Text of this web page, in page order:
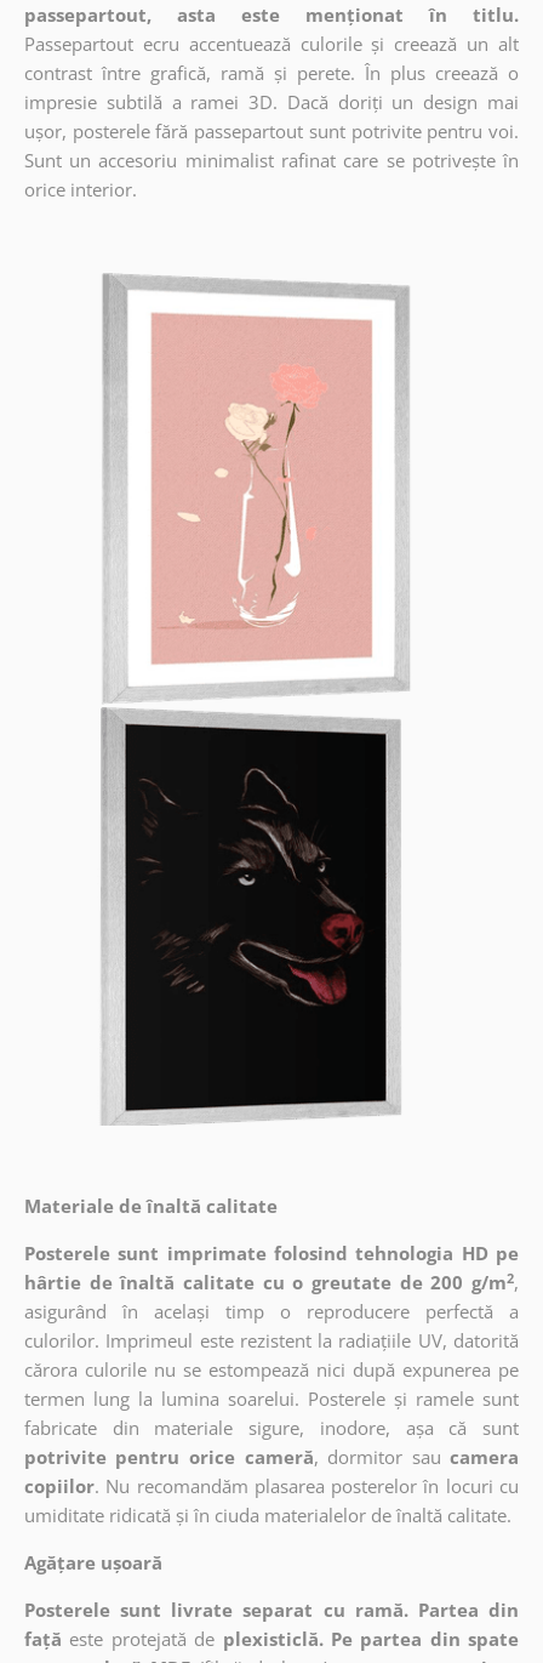
passepartout, asta este menționat în titlu.
Passepartout ecru accentuează culorile și creează un alt
contrast între grafică, ramă și perete. În plus creează o
impresie subtilă a ramei 3D. Dacă doriți un design mai
ușor, posterele fără passepartout sunt potrivite pentru voi.
Sunt un accesoriu minimalist rafinat care se potrivește în
orice interior.
Materiale de înaltă calitate
Posterele sunt imprimate folosind tehnologia HD pe
hârtie de înaltă calitate cu o greutate de 200 g/m2,
asigurând în același timp o reproducere perfectă a
culorilor. Imprimeul este rezistent la radiațiile UV, datorită
cărora culorile nu se estompează nici după expunerea pe
termen lung la lumina soarelui. Posterele și ramele sunt
fabricate din materiale sigure, inodore, așa că sunt
potrivite pentru orice cameră, dormitor sau camera
copiilor. Nu recomandăm plasarea posterelor în locuri cu
umiditate ridicată și în ciuda materialelor de înaltă calitate.
Agățare ușoară
Posterele sunt livrate separat cu ramă. Partea din
față este protejată de plexisticlă. Pe partea din spate